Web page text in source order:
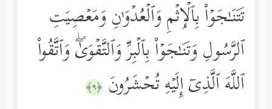
تَتَنَـٰجَوۡاْ بِٱلۡإِثۡمِ وَٱلۡعُدۡوَ ٰ⁠نِ وَمَعۡصِیَتِ
ٱلرَّسُولِ وَتَنَـٰجَوۡاْ بِٱلۡبِرِّ وَٱلتَّقۡوَىٰۖ وَٱتَّقُواْ
ٱللَّهَ ٱلَّذِیۤ إِلَیۡهِ تُحۡشَرُونَ ﴿٩﴾